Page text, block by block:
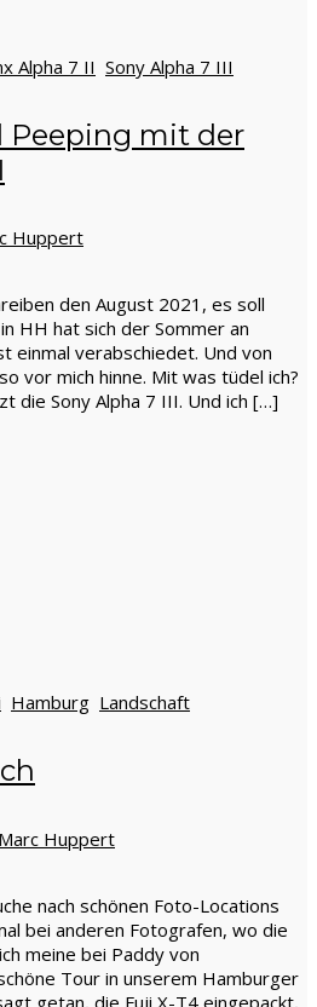
Alpha 7 II Sony Alpha 7 III
Peeping mit der
Huppert
den August 2021, es soll
HH hat sich der Sommer an
einmal verabschiedet. Und von
vor mich hinne. Mit was tüdel ich?
die Sony Alpha 7 III. Und ich […]
Hamburg Landschaft
Marc Huppert
nach schönen Foto-Locations
bei anderen Fotografen, wo die
meine bei Paddy von
Tour in unserem Hamburger